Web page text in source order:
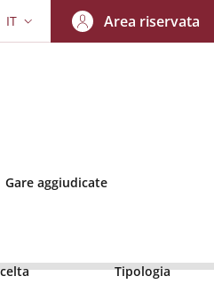
SELETTORE LINGUA: CURRENT
IT Area riservata
Gare aggiudicate
Tipologia